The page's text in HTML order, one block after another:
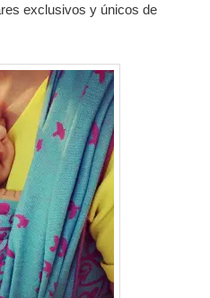
exclusivos y únicos de